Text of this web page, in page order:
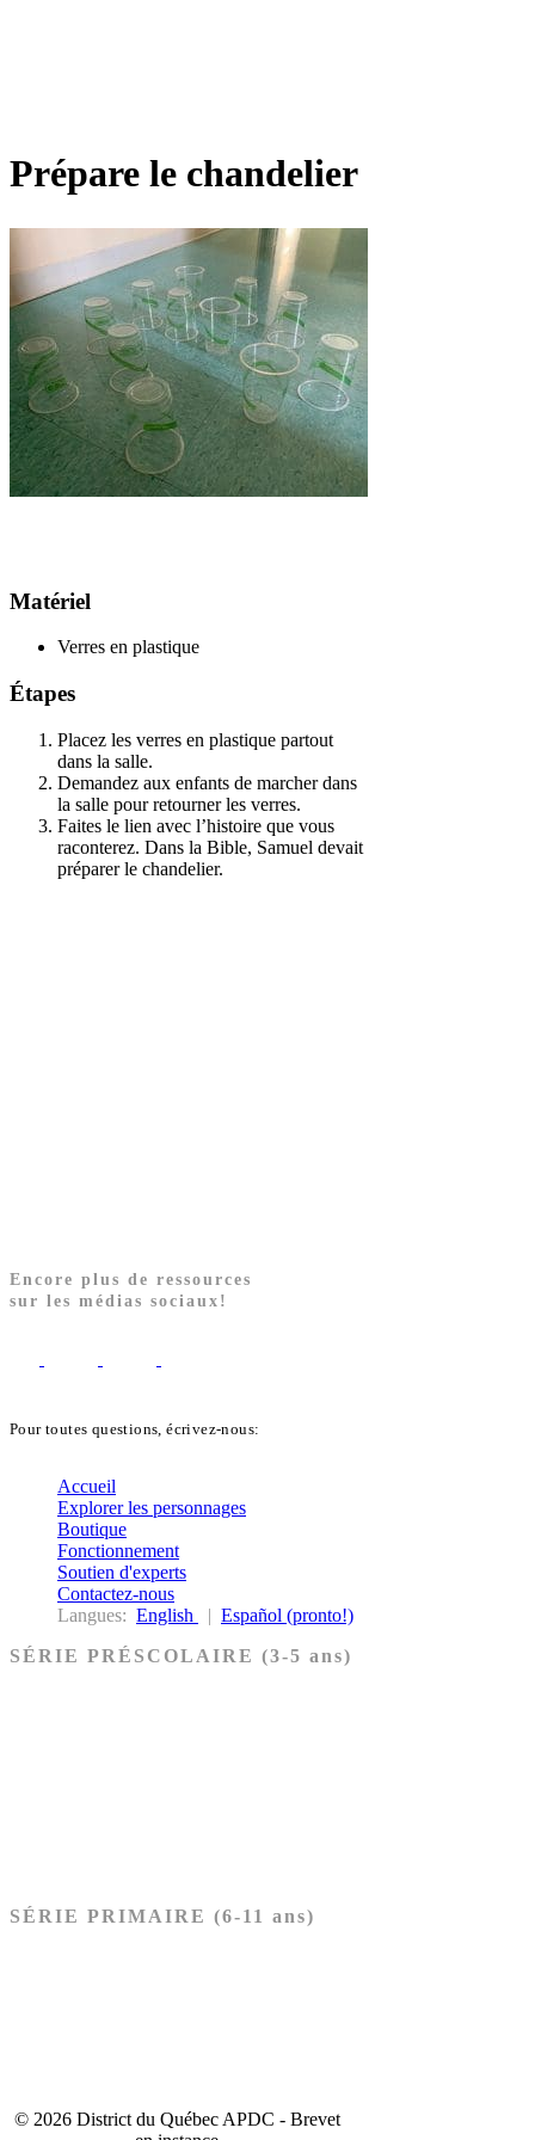
Prépare le chandelier
Matériel
Verres en plastique
Étapes
Placez les verres en plastique partout
dans la salle.
Demandez aux enfants de marcher dans
la salle pour retourner les verres.
Faites le lien avec l’histoire que vous
raconterez. Dans la Bible, Samuel devait
préparer le chandelier.
Encore plus de ressources
sur les médias sociaux!
Pour toutes questions, écrivez-nous:
Accueil
Explorer les personnages
Boutique
Fonctionnement
Soutien d'experts
Contactez-nous
Langues: English | Español (pronto!)
SÉRIE PRÉSCOLAIRE (3-5 ans)
SÉRIE PRIMAIRE (6-11 ans)
© 2026 District du Québec APDC - Brevet